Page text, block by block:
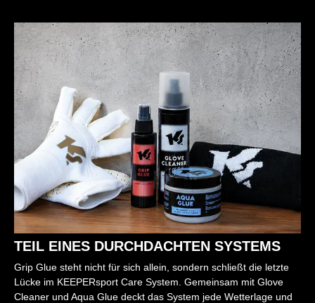
TEIL EINES DURCHDACHTEN SYSTEMS
Grip Glue steht nicht für sich allein, sondern schließt die letzte
Lücke im KEEPERsport Care System. Gemeinsam mit Glove
Cleaner und Aqua Glue deckt das System jede Wetterlage und